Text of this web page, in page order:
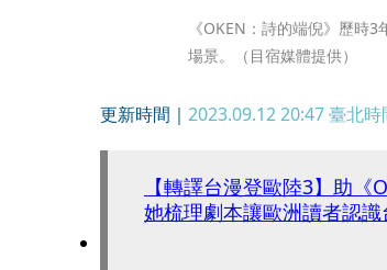
《OKEN：詩的端倪》歷時
場景。（目宿媒體提供）
更新時間｜ 2023.09.12 20:47臺北時
【轉譯台漫登歐陸3】助
她梳理劇本讓歐洲讀者認識